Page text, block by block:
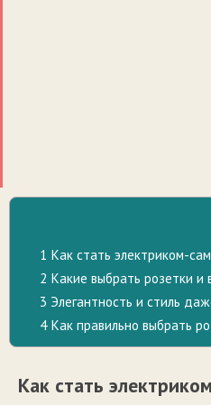
1 Как стать электриком-
2 Какие выбрать розетки и
3 Элегантность и стиль
4Как правильно выбрать
Как стать